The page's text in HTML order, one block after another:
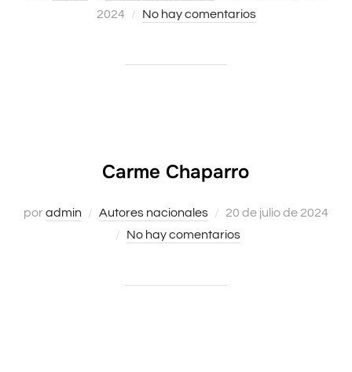
el
2024
No hay comentarios
Carme Chaparro
poradmin Autores nacionales
Publicado
el
20 de julio de 2024
No hay comentarios